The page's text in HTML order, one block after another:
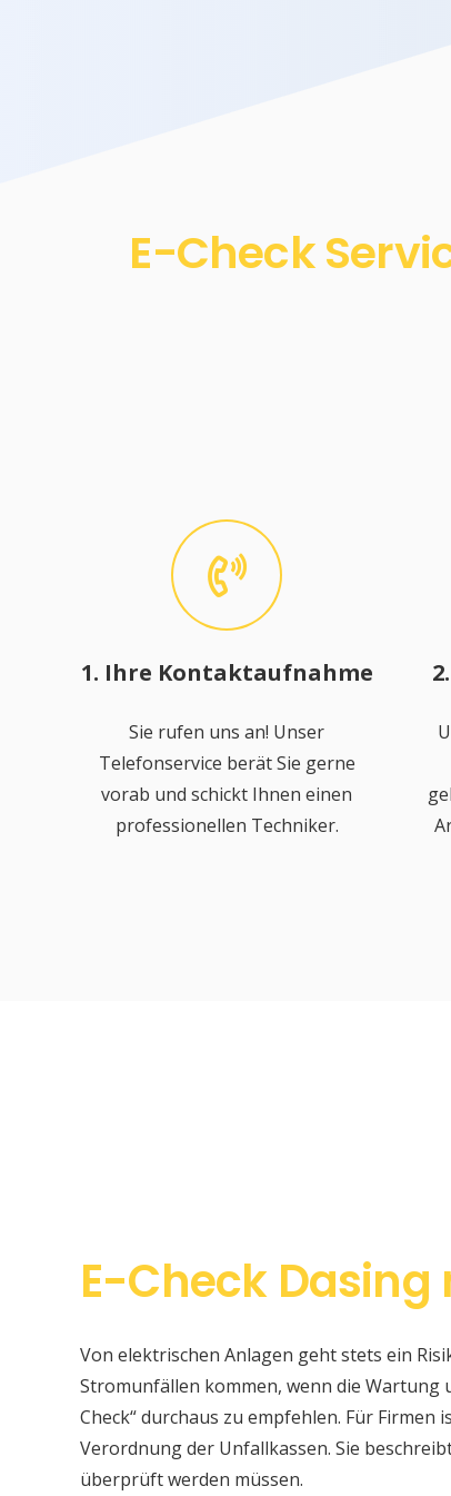
E-Check
1. Ihre Kontaktaufnahme
Sie rufen uns an! Unser
Telefonservice berät Sie gerne
vorab und schickt Ihnen einen
professionellen Techniker.
E-Check Dasing
Von elektrischen Anlagen geht stets ein
Stromunfällen kommen, wenn die Wartung
Check“ durchaus zu empfehlen. Für Firmen
Verordnung der Unfallkassen. Sie
überprüft werden müssen.